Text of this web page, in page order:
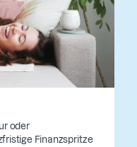
oder
Finanzspritze